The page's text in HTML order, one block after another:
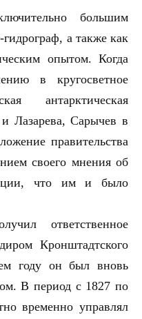
большим
а также как
опытом. Когда
в кругосветное
антарктическая
и Лазарева, Сарычев в
правительства
своего мнения об
что им и было
ответственное
Кронштадтского
году он был вновь
В период с 1827 по
временно управлял